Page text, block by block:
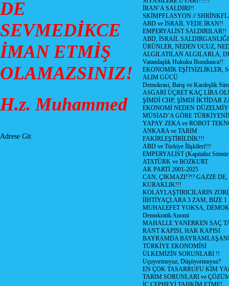
DE
SEVMEDİKCE
İMAN ETMİŞ
OLAMAZSINIZ!
H.z. Muhammed
Adrese Git
İRAN’A SALDIRI!!
SKİMPFLASYON //
ABD ve İSRAİL VEDE İRAN!!
EMPERYALİST SALDIRILAR!!
ABD, İSRAİL SALDIRGANLIĞI
ÜRÜNLER, NEDEN UCUZ,
ALGILATILAN ALGILARLA,
Vatandaşlık Hukuku Bozulunca!!
EKONOMİK EŞİTSİZLİKLER,
ALIM GÜCÜ
Demokrasi, Barış ve Kardeşlik
ASGARİ ÜÇRET KAÇ LİRA
ŞİMDİ CHP, ŞİMDİ İKTİDAR
EKONOMİ NEDEN
MÜSİAD’A GÖRE
YAPAY ZEKA ve ROBOT
ANKARA ve TARIM
FAKİRLEŞTİRİLDİK!!!
ABD ve Türkiye İlişkileri!!!
EMPERYALİST (Kapitalist
ATATÜRK ve BOZKURT
AK PARTİ 2001-2025
CAN, ÇIKMAZI!?!? GAZZE
KURAKLIK!!!
KOLAYLAŞTIRICILARIN
İİHTİYAÇLARA 3 ZAM, BİZE
MUHALEFET YOKSA,
Demokratik Anomi
MAHALLE YANERKEN SAÇ
RANT KAPISI, HAK KAPISI
BAYRAMDA
TÜRKİYE EKONOMİSİ
ÜLKEMİZİN SORUNLARI !!
Uçuyormuyuz, Düşüyormuyuz?
EN ÇOK TASARRUFU KİM
TARIM SORUNLARI ve
İÇ CEPHEYİ TAHKİM ETME!